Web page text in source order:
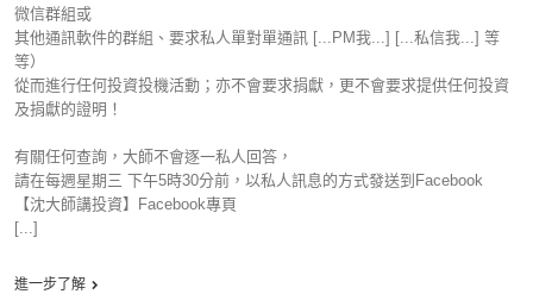
微信群組或
其他通訊軟件的群組、要求私人單對單通訊 [...PM我...] [...私信我...] 等
等）
從而進行任何投資投機活動；亦不會要求捐獻，更不會要求提供任何投資
及捐獻的證明！
有關任何查詢，大師不會逐一私人回答，
請在每週星期三 下午5時30分前，以私人訊息的方式發送到Facebook
【沈大師講投資】Facebook專頁
[...]
進一步了解